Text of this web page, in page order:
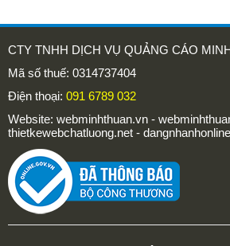
CTY TNHH DỊCH VỤ QUẢNG CÁO
Mã số thuế: 0314737404
Điện thoại: 091 6789 032
Website: webminhthuan.vn -
thietkewebchatluong.net -